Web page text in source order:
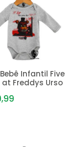
Infantil Five
Freddys Urso